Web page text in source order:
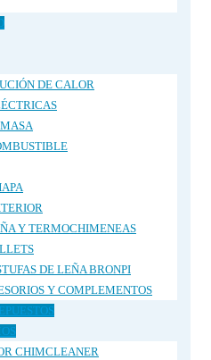
DE CALOR
Y TERMOCHIMENEAS
DE LEÑA BRONPI
Y COMPLEMENTOS
CHIMCLEANER